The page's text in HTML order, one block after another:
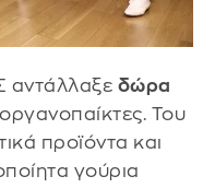
αντάλλαξε δώρα
Του
προϊόντα και
γούρια